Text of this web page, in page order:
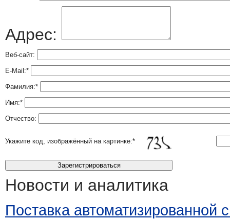
Адрес:
Веб-сайт:
E-Mail:*
Фамилия:*
Имя:*
Отчество:
Укажите код, изображённый на картинке:*
Новости и аналитика
Поставка автоматизированной